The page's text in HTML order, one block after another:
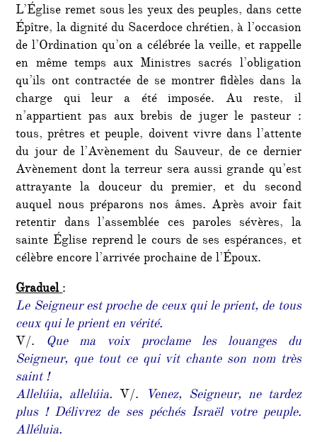
L’Église remet sous les yeux des peuples, dans cette
Épître, la dignité du Sacerdoce chrétien, à l’occasion
de l’Ordination qu’on a célébrée la veille, et rappelle
en même temps aux Ministres sacrés l’obligation
qu’ils ont contractée de se montrer fidèles dans la
charge qui leur a été imposée. Au reste, il
n’appartient pas aux brebis de juger le pasteur :
tous, prêtres et peuple, doivent vivre dans l’attente
du jour de l’Avènement du Sauveur, de ce dernier
Avènement dont la terreur sera aussi grande qu’est
attrayante la douceur du premier, et du second
auquel nous préparons nos âmes. Après avoir fait
retentir dans l’assemblée ces paroles sévères, la
sainte Église reprend le cours de ses espérances, et
célèbre encore l’arrivée prochaine de l’Époux.
Graduel:
Le Seigneur est proche de ceux qui le prient, de tous
ceux qui le prient en vérité.
V/. Que ma voix proclame les louanges du
Seigneur, que tout ce qui vit chante son nom très
saint !
Allelúia, allelúia. V/. Venez, Seigneur, ne tardez
plus ! Délivrez de ses péchés Israël votre peuple.
Alléluia.